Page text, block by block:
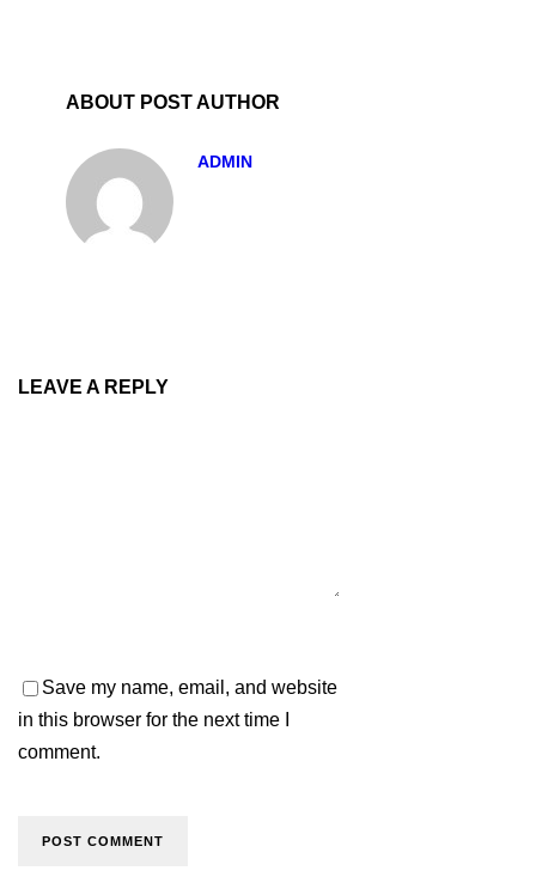
ABOUT POST AUTHOR
ADMIN
LEAVE A REPLY
Save my name, email, and website
in this browser for the next time I
comment.